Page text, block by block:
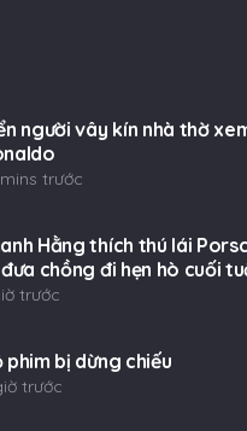
người vây kín nhà thờ
trước
Hằng thích thú lái
chồng đi hẹn hò cuối
trước
phim bị dừng chiếu
trước